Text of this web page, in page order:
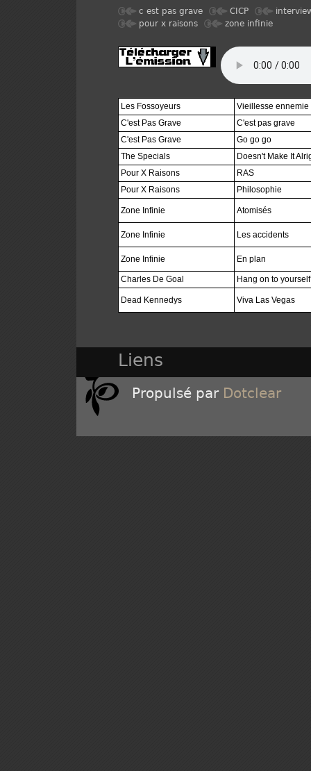
c est pas grave CICP
pour x raisons
zone infinie
Les Fossoyeurs
Vieillesse ennemie
C'est Pas Grave
C'est pas grave
C'est Pas Grave
Go go go
The Specials
Doesn't Make It
Pour X Raisons
RAS
Pour X Raisons
Philosophie
Zone Infinie Atomisés
Zone Infinie Les accidents
Zone Infinie En plan
Charles De Goal Hang on to yourself
Dead Kennedys Viva Las Vegas
Liens
Propulsé par Dotclear